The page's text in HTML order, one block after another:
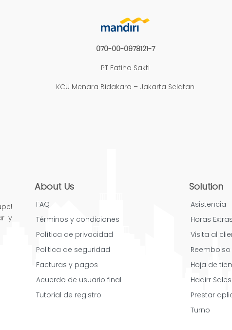
070-00-0978121-7
PT Fatiha Sakti
KCU Menara Bidakara – Jakarta Selatan
y
About Us
FAQ
Términos y condiciones
Política de privacidad
Politica de seguridad
Facturas y pagos
Acuerdo de usuario final
Tutorial de registro
Solution
Asistencia
Horas Extras
Visita al
Reembolso
Hoja de
Hadirr Sales
Prestar
Turno